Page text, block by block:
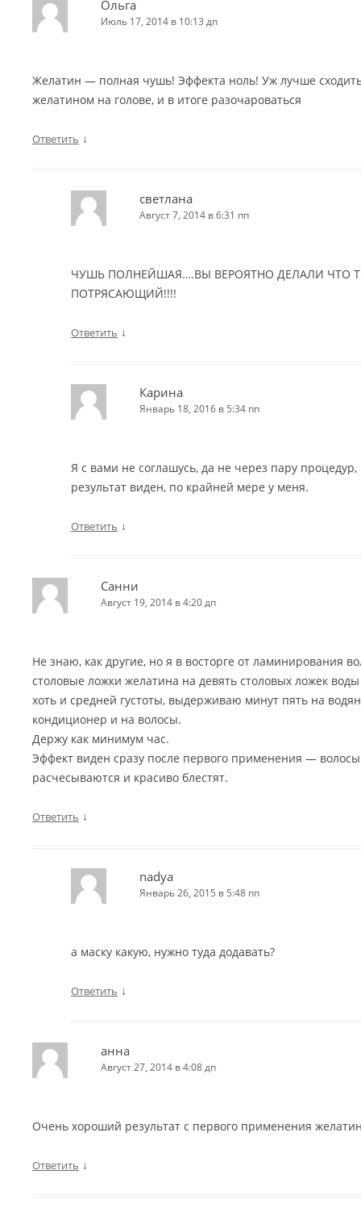
Ольга
Июль 17, 2014 в 10:13 дп
Желатин — полная чушь! Эффекта ноль! Уж лучше
желатином на голове, и в итоге разочароваться
Ответить ↓
светлана
Август 7, 2014 в 6:31 пп
ЧУШЬ ПОЛНЕЙШАЯ….ВЫ ВЕРОЯТНО ДЕЛАЛИ ЧТО
ПОТРЯСАЮЩИЙ!!!!
Ответить ↓
Карина
Январь 18, 2016 в 5:34 пп
Я с вами не соглашусь, да не через пару
результат виден, по крайней мере у меня.
Ответить ↓
Санни
Август 19, 2014 в 4:20 дп
Не знаю, как другие, но я в восторге от ламинирования
столовые ложки желатина на девять столовых ложек
хоть и средней густоты, выдерживаю минут пять на
кондиционер и на волосы.
Держу как минимум час.
Эффект виден сразу после первого применения — волосы
расчесываются и красиво блестят.
Ответить ↓
nadya
Январь 26, 2015 в 5:48 пп
а маску какую, нужно туда додавать?
Ответить ↓
анна
Август 27, 2014 в 4:08 дп
Очень хороший результат с первого применения
Ответить ↓